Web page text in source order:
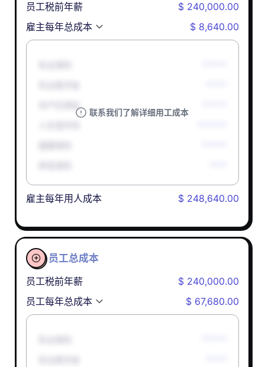
员工税前年薪
$ 240,000.00
雇主每年总成本
$ 8,640.00
联系我们了解详细用工成本
孕产妇津贴
雇主每年用人成本 $ 248,640.00

员工总成本
员工税前年薪
$ 240,000.00
员工每年总成本
$ 67,680.00